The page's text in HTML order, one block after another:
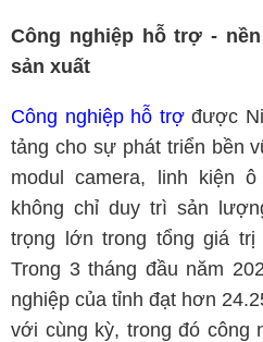
Công nghiệp hỗ trợ -
sản xuất
Công nghiệp hỗ trợđược
tảng cho sự phát triển bền
modul camera, linh kiện
không chỉ duy trì sản
trọng lớn trong tổng giá
Trong 3 tháng đầu năm
nghiệp của tỉnh đạt hơn
với cùng kỳ, trong đó công